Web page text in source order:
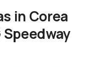
in Corea
Speedway